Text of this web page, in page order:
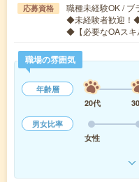
応募資格
職種未経験OK / ブ
◆未経験者歓迎！◆
◆【必要なOAス
職場の雰囲気
年齢層
20代
男女比率
女性